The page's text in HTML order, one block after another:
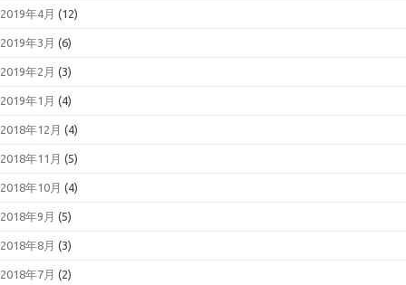
2019年4月 (12)
2019年3月 (6)
2019年2月 (3)
2019年1月 (4)
2018年12月 (4)
2018年11月 (5)
2018年10月 (4)
2018年9月 (5)
2018年8月 (3)
2018年7月 (2)